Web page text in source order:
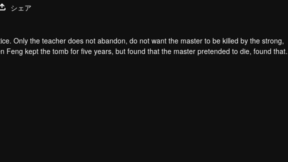
シェア
Only the teacher does not abandon, do not want the master to be killed by the strong,
Feng kept the tomb for five years, but found that the master pretended to die, found that
tripod. From then on, Chen Feng rose up against the sky, set foot on the road to find